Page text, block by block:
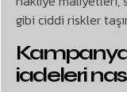
gibi ciddi riskler
iadeleri